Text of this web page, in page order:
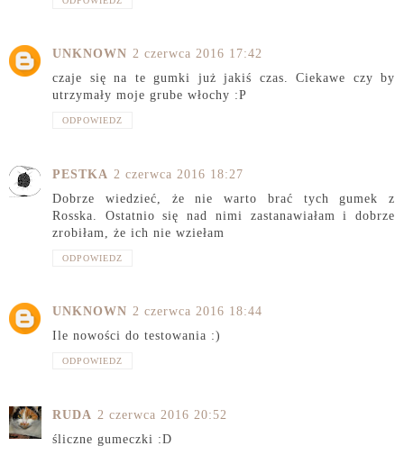
UNKNOWN 2 czerwca 2016 17:42
czaje się na te gumki już jakiś czas. Ciekawe czy by
utrzymały moje grube włochy :P
ODPOWIEDZ
PESTKA 2 czerwca 2016 18:27
Dobrze wiedzieć, że nie warto brać tych gumek z
Rosska. Ostatnio się nad nimi zastanawiałam i dobrze
zrobiłam, że ich nie wziełam
ODPOWIEDZ
UNKNOWN 2 czerwca 2016 18:44
Ile nowości do testowania :)
ODPOWIEDZ
RUDA 2 czerwca 2016 20:52
śliczne gumeczki :D